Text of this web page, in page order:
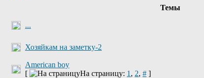
Темы
...
Хозяйкам на заметку-2
American boy
[
На страницу: 1 , 2, # ]